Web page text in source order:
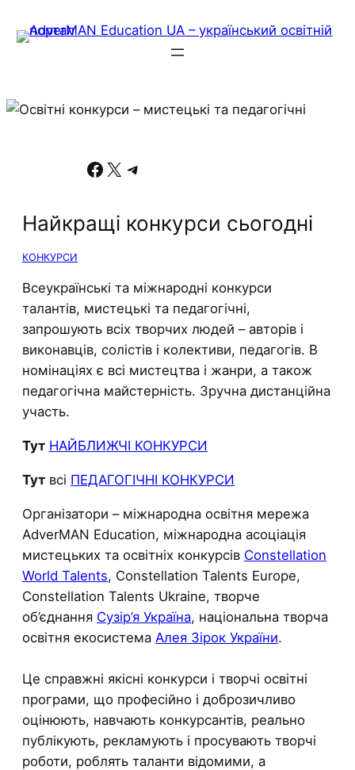
Facebook X Telegram
Найкращі конкурси сьогодні
КОНКУРСИ
Всеукраїнські та міжнародні конкурси
талантів, мистецькі та педагогічні,
запрошують всіх творчих людей – авторів і
виконавців, солістів і колективи, педагогів. В
номінаціях є всі мистецтва і жанри, а також
педагогічна майстерність. Зручна дистанційна
участь.
Тут НАЙБЛИЖЧІ КОНКУРСИ
Тут всі ПЕДАГОГІЧНІ КОНКУРСИ
Організатори – міжнародна освітня мережа
AdverMAN Education, міжнародна асоціація
мистецьких та освітніх конкурсів Constellation
World Talents, Constellation Talents Europe,
Constellation Talents Ukraine, творче
об’єднання Сузір’я Україна, національна творча
освітня екосистема Алея Зірок України.
Це справжні якісні конкурси і творчі освітні
програми, що професійно і доброзичливо
оцінюють, навчають конкурсантів, реально
публікують, рекламують і просувають творчі
роботи, роблять таланти відомими, а